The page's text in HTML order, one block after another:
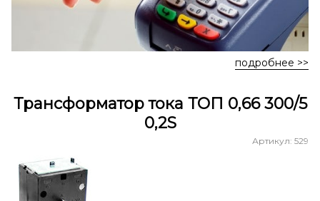
подробнее >>
Трансформатор тока ТОП 0,66 300/5
0,2S
Артикул: 529